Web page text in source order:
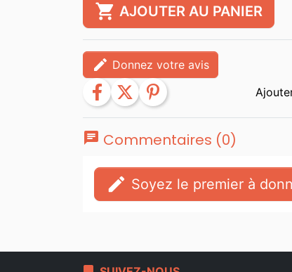
shopping_cart AJOUTER AU PANIER
edit Donnez votre avis
facebook twitter pinterest
chat Commentaires (0)
edit Soyez le premier à